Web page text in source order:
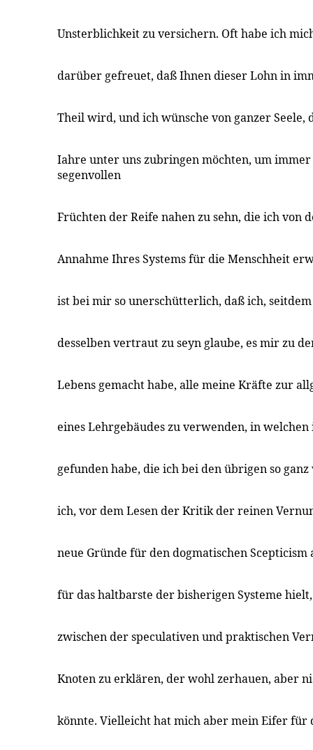
Unsterblichkeit zu versichern. Oft habe ich
darüber gefreuet, daß Ihnen dieser Lohn in
Theil wird, und ich wünsche von ganzer Seele,
Iahre unter uns zubringen möchten, um
segenvollen
Früchten der Reife nahen zu sehn, die ich von
Annahme Ihres Systems für die Menschheit
ist bei mir so unerschütterlich, daß ich,
desselben vertraut zu seyn glaube, es mir zu
Lebens gemacht habe, alle meine Kräfte zur
eines Lehrgebäudes zu verwenden, in
gefunden habe, die ich bei den übrigen so ganz
ich, vor dem Lesen der Kritik der reinen
neue Gründe für den dogmatischen Scepticism
für das haltbarste der bisherigen Systeme
zwischen der speculativen und praktischen
Knoten zu erklären, der wohl zerhauen, aber
könnte. Vielleicht hat mich aber mein Eifer für